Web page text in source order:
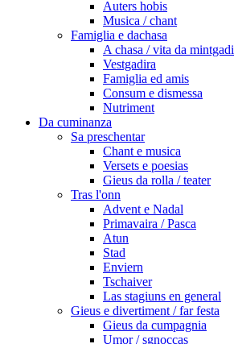
Auters hobis
Musica / chant
Famiglia e dachasa
A chasa / vita da mintgadi
Vestgadira
Famiglia ed amis
Consum e dismessa
Nutriment
Da cuminanza
Sa preschentar
Chant e musica
Versets e poesias
Gieus da rolla / teater
Tras l'onn
Advent e Nadal
Primavaira / Pasca
Atun
Stad
Enviern
Tschaiver
Las stagiuns en general
Gieus e divertiment / far festa
Gieus da cumpagnia
Umor / sgnoccas